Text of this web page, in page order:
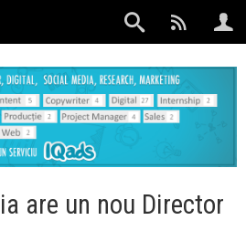
are un nou Director